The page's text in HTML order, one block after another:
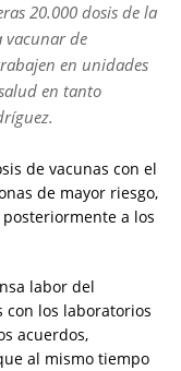
20.000 dosis de la
vacunar de
en unidades
en tanto
de vacunas con el
de mayor riesgo,
a los
labor del
los laboratorios
acuerdos,
al mismo tiempo